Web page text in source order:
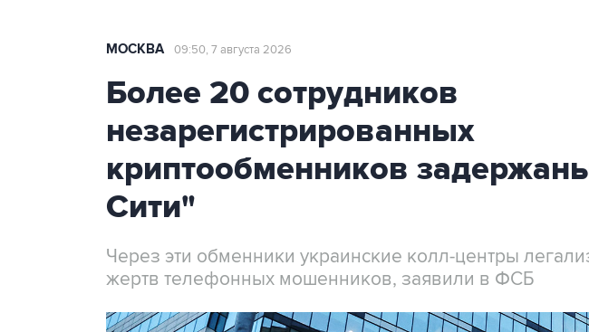
МОСКВА 09:50, 7 августа 2026
Более 20 сотрудников
незарегистрированных
криптообменников
Сити"
Через эти обменники украинские колл-центры
жертв телефонных мошенников, заявили в ФСБ